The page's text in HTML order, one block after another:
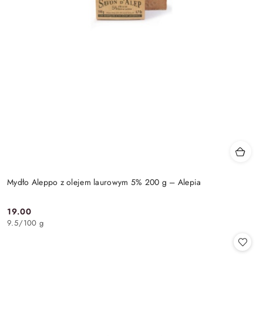
Mydło Aleppo z olejem laurowym 5% 200 g – Alepia
Cena:
19.00
9.5/100 g